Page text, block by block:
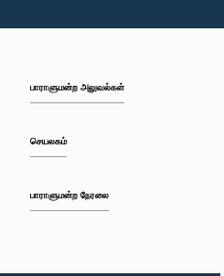
பாராளுமன்ற அலுவல்கள்
செயலகம்
பாராளுமன்ற நேரலை